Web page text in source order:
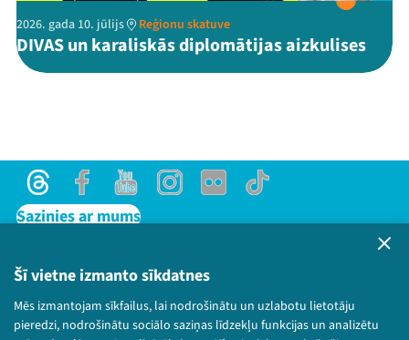
Šī vietne izmanto sīkdatnes
Mēs izmantojam sīkfailus, lai nodrošinātu un uzlabotu lietotāju
pieredzi, nodrošinātu sociālo saziņas līdzekļu funkcijas un analizētu
ThreadsFacebookYoutube
X TikTok
2026. gada 10. jūlijs Reģionu skatuve
DIVAS un karaliskās diplomātijas aizkulises
ThreadsFacebookYoutubeInstagram
Flick TikTok
Sazinies ar mums
Lietošanas noteikumi un sīkdatņu politika
Bērnu aizsardzības politika
© 2026 Sarunu festivāls LAMPA Visas tiesības